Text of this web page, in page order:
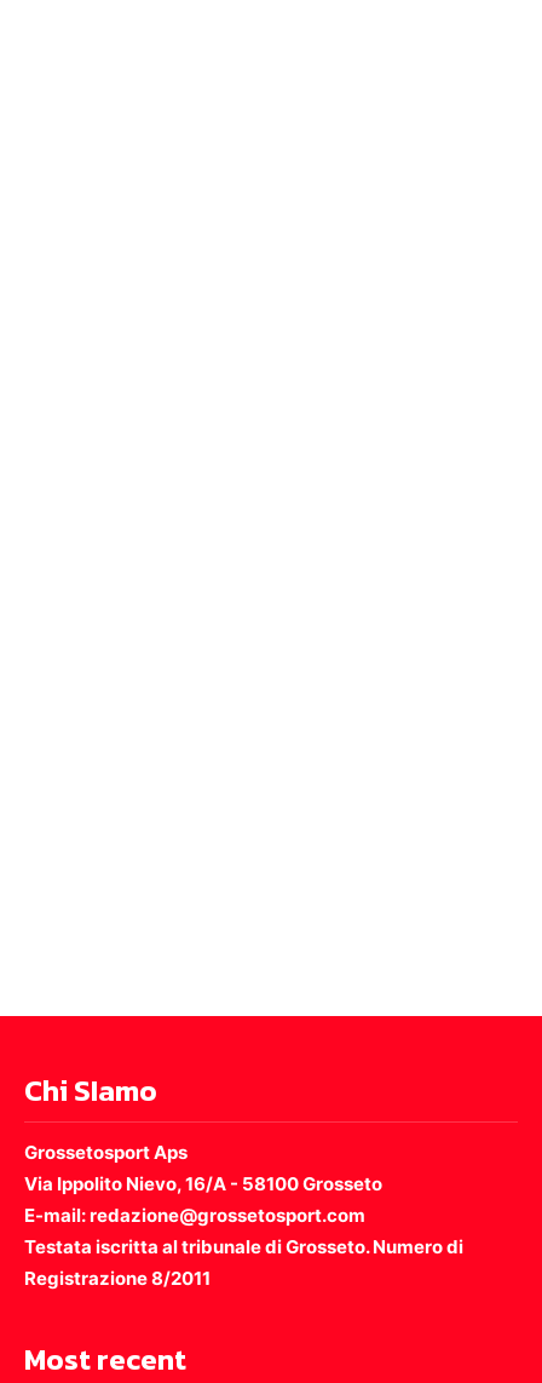
Chi SIamo
Grossetosport Aps
Via Ippolito Nievo, 16/A - 58100 Grosseto
E-mail: redazione@grossetosport.com
Testata iscritta al tribunale di Grosseto. Numero di
Registrazione 8/2011
Most recent